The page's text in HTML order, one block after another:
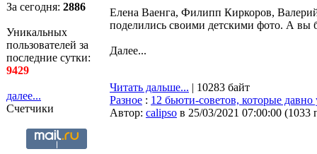
За сегодня: 2886
Уникальных
пользователей за
последние сутки:
9429
далее...
Счетчики
Елена Ваенга, Филипп Киркоров,
поделились своими детскими фото. А вы
Далее...
Читать дальше... | 10283 байт
Разное : 12 бьюти-советов, которые давно
Автор: calipso в 25/03/2021 07:00:00 (1033